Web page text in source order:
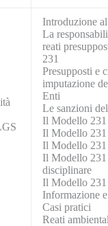
Introduzione
La
reati
231
Presupposti e
imputazione
Enti
Le sanzioni
Il Modello 231
Il Modello
Il Modello
Il Modello 231
disciplinare
Il Modello
Informazione
Casi pratici
Reati